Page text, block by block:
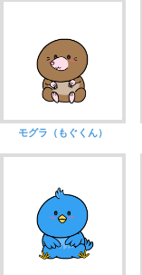
モグラ（もぐくん）